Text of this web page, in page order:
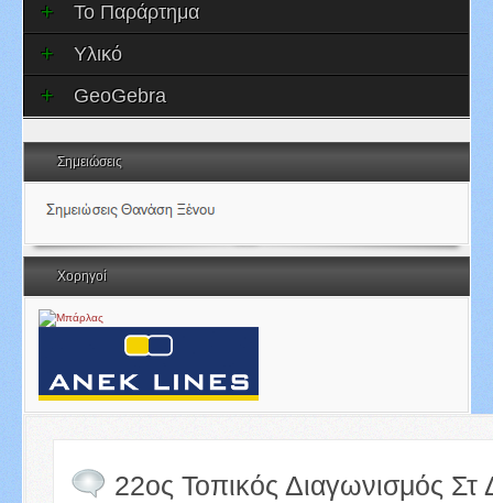
Το Παράρτημα
Υλικό
GeoGebra
Σημειώσεις
Χορηγοί
22ος Τοπικός Διαγωνισμός Στ